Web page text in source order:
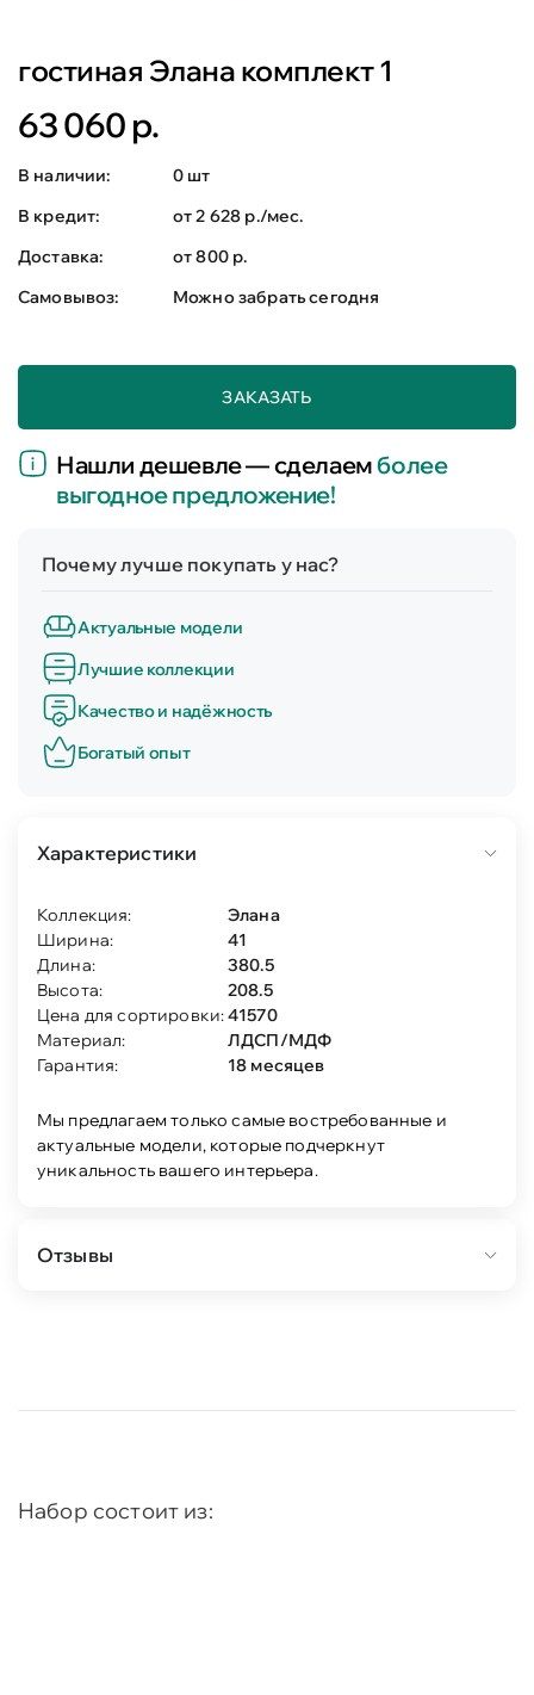
гостиная Элана комплект 1
63 060 р.
В наличии:
0 шт
В кредит:
от 2 628 р./мес.
Доставка:
от 800 р.
Самовывоз:
Можно забрать сегодня
ЗАКАЗАТЬ
Нашли дешевле — сделаемболее
выгодное предложение!
Почему лучше покупать у нас?
Актуальные модели
Лучшие коллекции
Качество и надёжность
Богатый опыт
Характеристики
Коллекция:
Элана
Ширина:
41
Длина:
380.5
Высота:
208.5
Цена для сортировки:41570
Материал:
ЛДСП/МДФ
Гарантия:
18 месяцев
Мы предлагаем только самые востребованные и
актуальные модели, которые подчеркнут
уникальность вашего интерьера.
Отзывы
Набор состоит из: